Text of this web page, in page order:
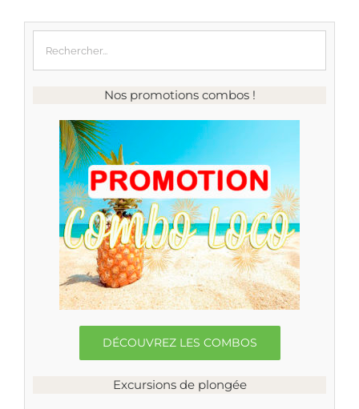
Nos promotions combos !
DÉCOUVREZ LES COMBOS
Excursions de plongée